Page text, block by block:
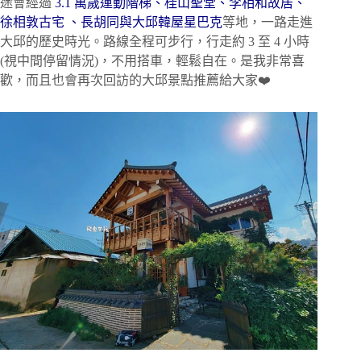
徐相敦古宅 、長胡同與大邱韓屋星巴克等地，一路走進
大邱的歷史時光。路線全程可步行，行走約 3 至 4 小時
(視中間停留情況)，不用搭車，輕鬆自在。是我非常喜
歡，而且也會再次回訪的大邱景點推薦給大家❤️